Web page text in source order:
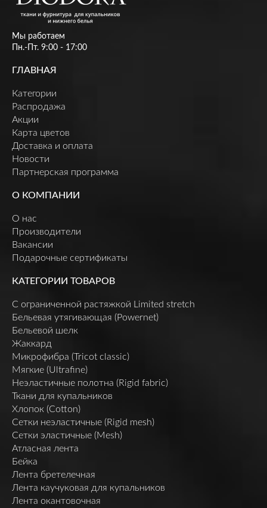
Мы работаем
Пн.-Пт. 9:00 - 17:00
ГЛАВНАЯ
Категории
Распродажа
Акции
Карта цветов
Доставка и оплата
Новости
Партнерская программа
О КОМПАНИИ
О нас
Производители
Вакансии
Подарочные сертификаты
КАТЕГОРИИ ТОВАРОВ
C ограниченной растяжкой Limited stretch
Бельевая утягивающая (Powernet)
Бельевой шелк
Жаккард
Микрофибра (Tricot classic)
Мягкие (Ultrafine)
Неэластичные полотна (Rigid fabric)
Ткани для купальников
Хлопок (Cotton)
Сетки неэластичные (Rigid mesh)
Сетки эластичные (Mesh)
Атласная лента
Бейка
Лента бретелечная
Лента каучуковая для купальников
Лента окантовочная